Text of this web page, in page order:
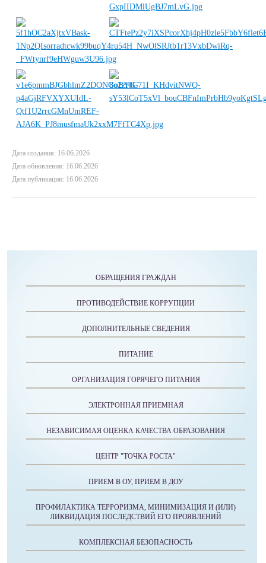
Дата создания: 16.06.2026
Дата обновления: 16.06.2026
Дата публикации: 16.06.2026
ОБРАЩЕНИЯ ГРАЖДАН
ПРОТИВОДЕЙСТВИЕ КОРРУПЦИИ
ДОПОЛНИТЕЛЬНЫЕ СВЕДЕНИЯ
ПИТАНИЕ
ОРГАНИЗАЦИЯ ГОРЯЧЕГО ПИТАНИЯ
ЭЛЕКТРОННАЯ ПРИЕМНАЯ
НЕЗАВИСИМАЯ ОЦЕНКА КАЧЕСТВА ОБРАЗОВАНИЯ
ЦЕНТР "ТОЧКА РОСТА"
ПРИЕМ В ОУ, ПРИЕМ В ДОУ
ПРОФИЛАКТИКА ТЕРРОРИЗМА, МИНИМИЗАЦИЯ И (ИЛИ)
ЛИКВИДАЦИЯ ПОСЛЕДСТВИЙ ЕГО ПРОЯВЛЕНИЙ
КОМПЛЕКСНАЯ БЕЗОПАСНОСТЬ